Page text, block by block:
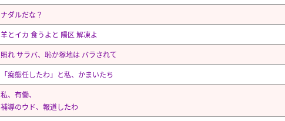
ナダルだな？
羊とイカ 食うよと 陽区 解凍よ
照れ サラバ、恥か塚地は バラされて
「痴態任したわ」と私、かまいたち
私、有働、
補導のウド、報道したわ